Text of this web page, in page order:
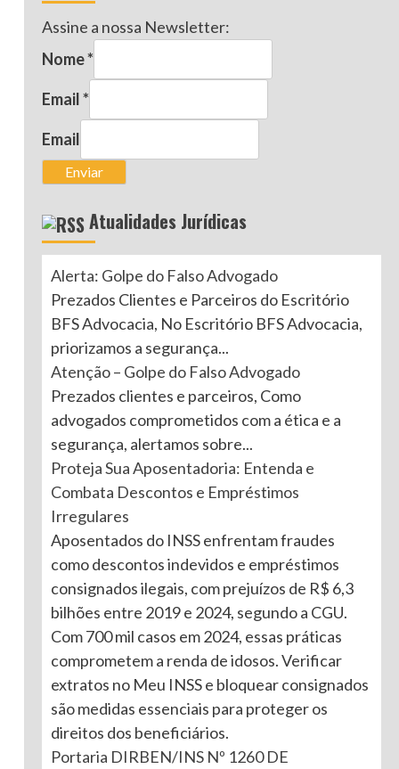
(INSS)
Assine a nossa Newsletter:
Nome*
Email*
Email
Enviar
Atualidades Jurídicas
Alerta: Golpe do Falso Advogado
Prezados Clientes e Parceiros do Escritório
BFS Advocacia, No Escritório BFS Advocacia,
priorizamos a segurança...
Atenção – Golpe do Falso Advogado
Prezados clientes e parceiros, Como
advogados comprometidos com a ética e a
segurança, alertamos sobre...
Proteja Sua Aposentadoria: Entenda e
Combata Descontos e Empréstimos
Irregulares
Aposentados do INSS enfrentam fraudes
como descontos indevidos e empréstimos
consignados ilegais, com prejuízos de R$ 6,3
bilhões entre 2019 e 2024, segundo a CGU.
Com 700 mil casos em 2024, essas práticas
comprometem a renda de idosos. Verificar
extratos no Meu INSS e bloquear consignados
são medidas essenciais para proteger os
direitos dos beneficiários.
Portaria DIRBEN/INS Nº 1260 DE